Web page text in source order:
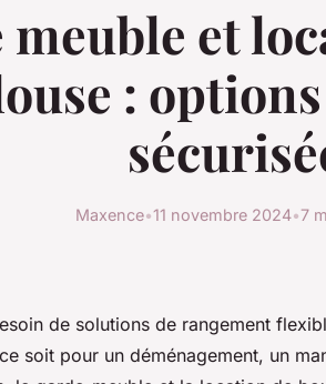
meuble et
:
Maxence•11 novembre 2024•7
de solutions de rangement
soit pour un déménagement, un